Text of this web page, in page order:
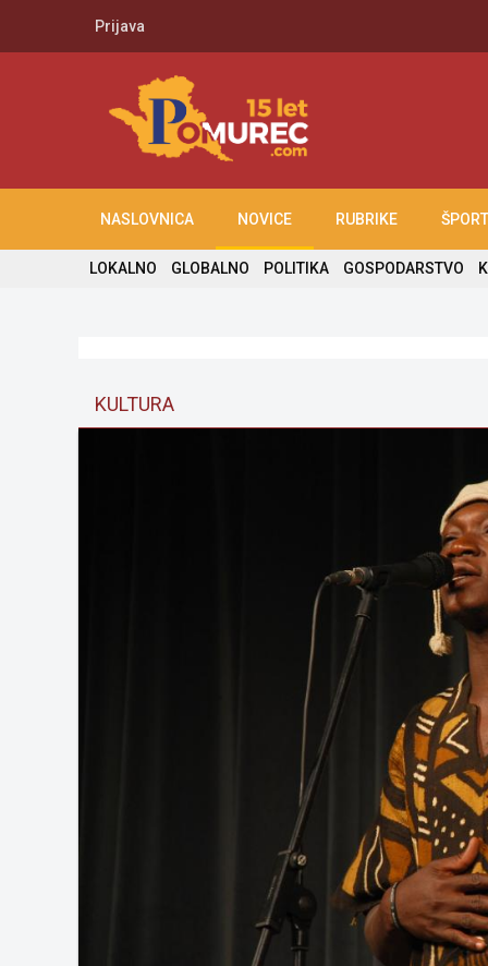
Prijava
NASLOVNICA NOVICE RUBRIKE ŠPORT
LOKALNO GLOBALNO POLITIKA GOSPODARSTVO
KULTURA